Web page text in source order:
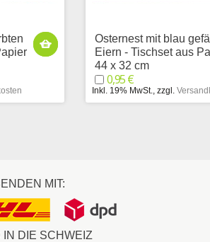
Osternest mit blau
Eiern - Tischset aus
44 x 32 cm
0,95 €
Inkl. 19% MwSt., zzgl.
MIT:
DIE SCHWEIZ